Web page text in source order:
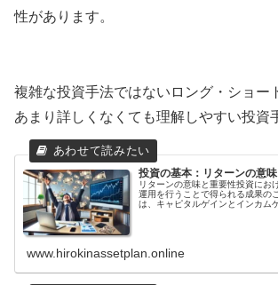
性があります。
複雑な投資手法ではないロング・ショー
あまり詳しくなくても理解しやすい投資
投資の基本：リターンの意
リターンの意味と重要性投資にお
運用を行うことで得られる成果の
は、キャピタルゲインとインカム
素の一つです。投資を行う目的は
トは大きくなります。投資を行う
www.hirokinassetplan.online